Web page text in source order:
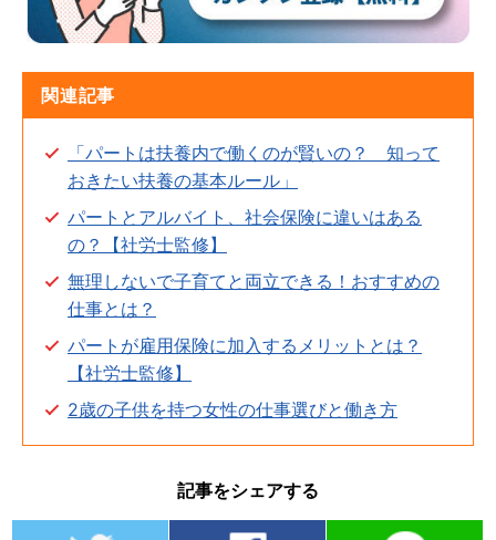
関連記事
「パートは扶養内で働くのが賢いの？ 知って
おきたい扶養の基本ルール」
パートとアルバイト、社会保険に違いはある
の？【社労士監修】
無理しないで子育てと両立できる！おすすめの
仕事とは？
パートが雇用保険に加入するメリットとは？
【社労士監修】
2歳の子供を持つ女性の仕事選びと働き方
記事をシェアする